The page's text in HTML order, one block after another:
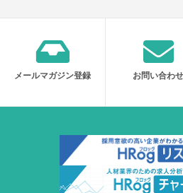
メールマガジン登録 お問い合わせ